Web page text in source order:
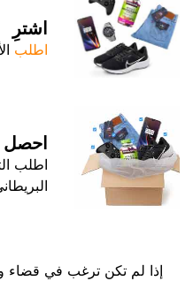
اشترِ
اطلب
اطلب
إذا لم تكن ترغب في قضاء